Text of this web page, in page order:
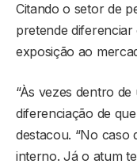
Citando o setor de
pretende
exposição ao
“Às vezes dentro
diferenciação de
destacou. “No caso
interno. Já o atum